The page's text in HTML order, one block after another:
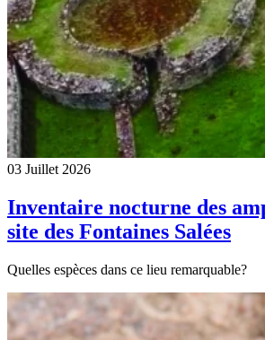
03 Juillet 2026
Inventaire nocturne des
site des Fontaines Salées
Quelles espèces dans ce lieu remarquable?